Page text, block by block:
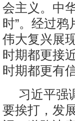
会主义。中
时”。经过
伟大复兴展
时期都更接
时期都更有
习近平强
要挨打，发